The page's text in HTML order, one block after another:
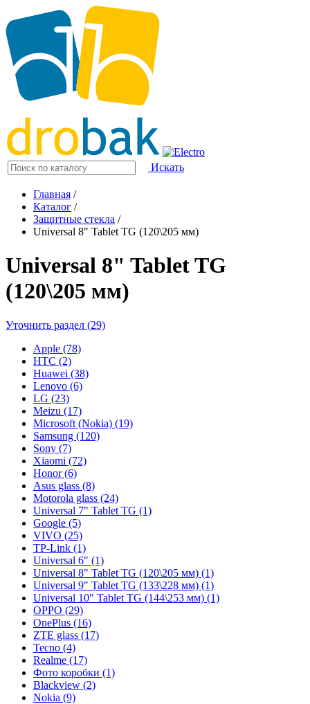
Искать
Главная /
Каталог /
Защитные стекла /
Universal 8" Tablet TG (120\205 мм)
Universal 8" Tablet TG
(120\205 мм)
Уточнить раздел (29)
Apple (78)
HTC (2)
Huawei (38)
Lenovo (6)
LG (23)
Meizu (17)
Microsoft (Nokia) (19)
Samsung (120)
Sony (7)
Xiaomi (72)
Honor (6)
Asus glass (8)
Motorola glass (24)
Universal 7" Tablet TG (1)
Google (5)
VIVO (25)
TP-Link (1)
Universal 6" (1)
Universal 8" Tablet TG (120\205 мм) (1)
Universal 9" Tablet TG (133\228 мм) (1)
Universal 10" Tablet TG (144\253 мм) (1)
OPPO (29)
OnePlus (16)
ZTE glass (17)
Tecno (4)
Realme (17)
Фото коробки (1)
Blackview (2)
Nokia (9)